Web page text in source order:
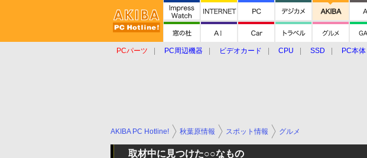
PCパーツ PC周辺機器 ビデオカード CPU SSD PC本体
AKIBA PC Hotline! 秋葉原情報 スポット情報 グルメ
取材中に見つけた○○なもの